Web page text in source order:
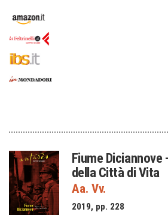
Fiume
della Città di Vita
Aa. Vv.
2019, pp. 228